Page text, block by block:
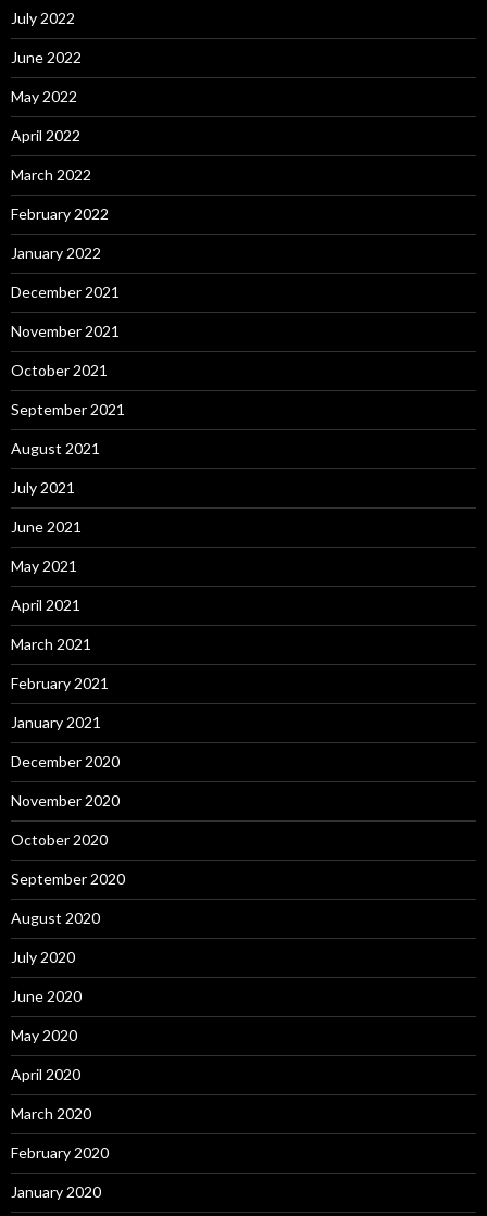
July 2022
June 2022
May 2022
April 2022
March 2022
February 2022
January 2022
December 2021
November 2021
October 2021
September 2021
August 2021
July 2021
June 2021
May 2021
April 2021
March 2021
February 2021
January 2021
December 2020
November 2020
October 2020
September 2020
August 2020
July 2020
June 2020
May 2020
April 2020
March 2020
February 2020
January 2020